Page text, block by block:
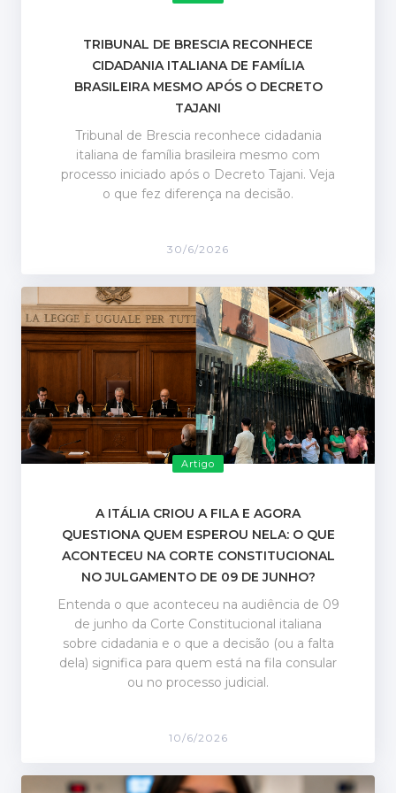
TRIBUNAL DE BRESCIA RECONHECE
CIDADANIA ITALIANA DE FAMÍLIA
BRASILEIRA MESMO APÓS O DECRETO
TAJANI
Tribunal de Brescia reconhece cidadania
italiana de família brasileira mesmo com
processo iniciado após o Decreto Tajani. Veja
o que fez diferença na decisão.
30/6/2026
Artigo
A ITÁLIA CRIOU A FILA E AGORA
QUESTIONA QUEM ESPEROU NELA: O QUE
ACONTECEU NA CORTE CONSTITUCIONAL
NO JULGAMENTO DE 09 DE JUNHO?
Entenda o que aconteceu na audiência de 09
de junho da Corte Constitucional italiana
sobre cidadania e o que a decisão (ou a falta
dela) significa para quem está na fila consular
ou no processo judicial.
10/6/2026